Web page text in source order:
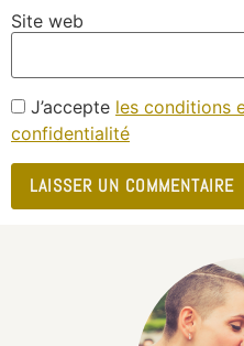
Site web
J’accepte les conditions
confidentialité